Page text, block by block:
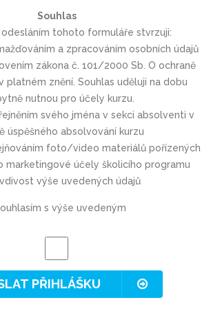
Souhlas
tohoto formuláře stvrzuji:
a zpracováním osobních údajů
zákona č. 101/2000 Sb. O ochraně
platném znění. Souhlas uděluji na dobu
nutnou pro účely kurzu.
svého jména v sekci absolventi v
úspěšného absolvování kurzu
foto/video materiálů pořízených
marketingové účely školicího programu
výše uvedených údajů
s výše uvedeným
PŘIHLÁŠKU